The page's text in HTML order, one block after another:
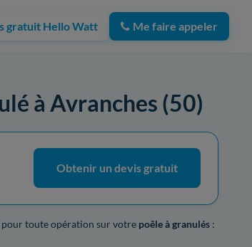
gratuit Hello Watt Me faire appeler
à Avranches (50)
Obtenir un devis gratuit
pour toute opération sur votre poêle à granulés :